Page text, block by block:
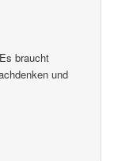
braucht
und